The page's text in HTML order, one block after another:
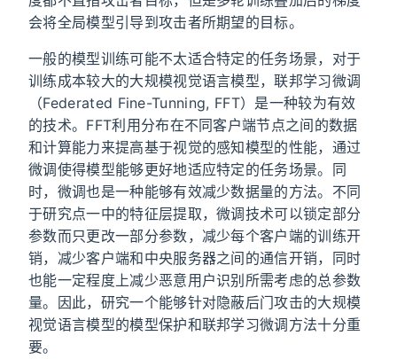
会将全局模型引导到攻击者所期望的目标。
一般的模型训练可能不太适合特定的任务场景，对于
训练成本较大的大规模视觉语言模型，联邦学习微调
（Federated Fine-Tunning, FFT）是一种较为有效
的技术。FFT利用分布在不同客户端节点之间的数据
和计算能力来提高基于视觉的感知模型的性能，通过
微调使得模型能够更好地适应特定的任务场景。同
时，微调也是一种能够有效减少数据量的方法。不同
于研究点一中的特征层提取，微调技术可以锁定部分
参数而只更改一部分参数，减少每个客户端的训练开
销，减少客户端和中央服务器之间的通信开销，同时
也能一定程度上减少恶意用户识别所需考虑的总参数
量。因此，研究一个能够针对隐蔽后门攻击的大规模
视觉语言模型的模型保护和联邦学习微调方法十分重
要。